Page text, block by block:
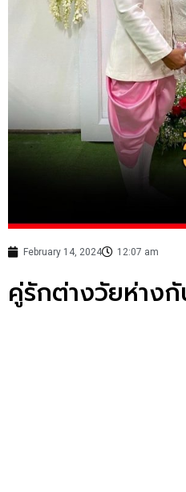
February 14, 2024 12:07 am
คู่รักต่างวัยห่าง